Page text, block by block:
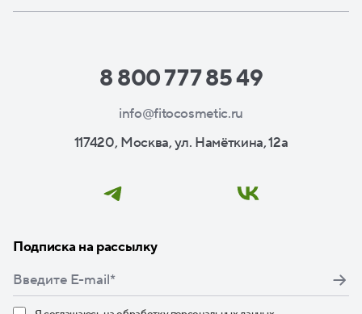
8 800 777 85 49
info@fitocosmetic.ru
117420, Москва, ул. Намёткина, 12а
Подписка на рассылку